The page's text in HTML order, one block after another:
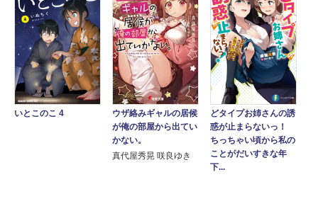
いとこのこ 4
ウザ絡みギャルの居候
が俺の部屋から出てい
かない。
真代屋秀晃 咲良ゆき
どタイプお姉さんの誘
惑が止まらないっ！
ちっちゃい頃から私の
ことがだいすきな年
下...